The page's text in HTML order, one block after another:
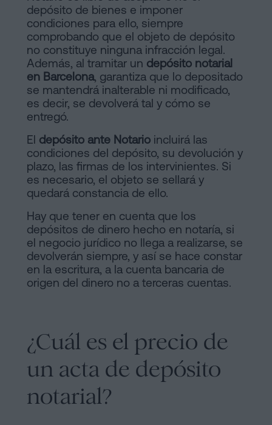
depósito de bienes e imponer
condiciones para ello, siempre
comprobando que el objeto de depósito
no constituye ninguna infracción legal.
Además, al tramitar un depósito notarial
en Barcelona, garantiza que lo depositado
se mantendrá inalterable ni modificado,
es decir, se devolverá tal y cómo se
entregó.
El depósito ante Notario incluirá las
condiciones del depósito, su devolución y
plazo, las firmas de los intervinientes. Si
es necesario, el objeto se sellará y
quedará constancia de ello.
Hay que tener en cuenta que los
depósitos de dinero hecho en notaría, si
el negocio jurídico no llega a realizarse, se
devolverán siempre, y así se hace constar
en la escritura, a la cuenta bancaria de
origen del dinero no a terceras cuentas.
¿Cuál es el precio de
un acta de depósito
notarial?